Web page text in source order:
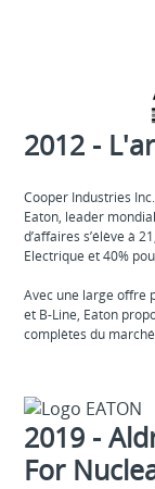
2012 -
Cooper Industries
Eaton, leader
d’affaires s’élève à
Electrique et 40%
Avec une large offre
et B-Line, Eaton
complètes du
2019 -
For